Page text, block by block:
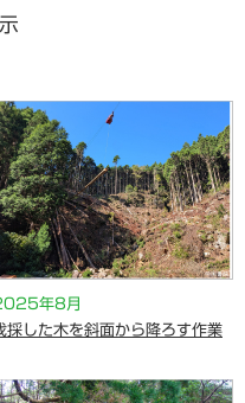
年8月
採した木を斜面から降ろす作業